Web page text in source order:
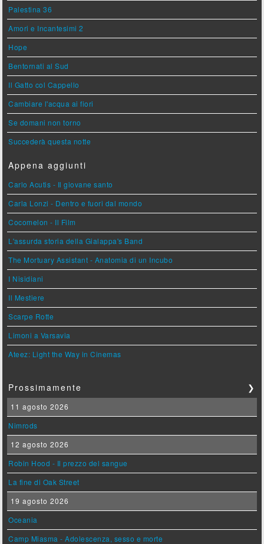
Palestina 36
Amori e Incantesimi 2
Hope
Bentornati al Sud
Il Gatto col Cappello
Cambiare l'acqua ai fiori
Se domani non torno
Succederà questa notte
Appena aggiunti
Carlo Acutis - Il giovane santo
Carla Lonzi - Dentro e fuori dal mondo
Cocomelon - Il Film
L'assurda storia della Gialappa's Band
The Mortuary Assistant - Anatomia di un Incubo
I Nisidiani
Il Mestiere
Scarpe Rotte
Limoni a Varsavia
Ateez: Light the Way in Cinemas
Prossimamente ❯
11 agosto 2026
Nimrods
12 agosto 2026
Robin Hood - Il prezzo del sangue
La fine di Oak Street
19 agosto 2026
Oceania
Camp Miasma - Adolescenza, sesso e morte